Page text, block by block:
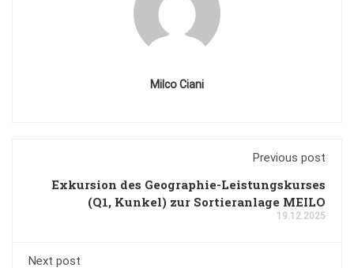
Milco Ciani
Previous post
Exkursion des Geographie-Leistungskurses
(Q1, Kunkel) zur Sortieranlage MEILO
19.12.2025
Next post